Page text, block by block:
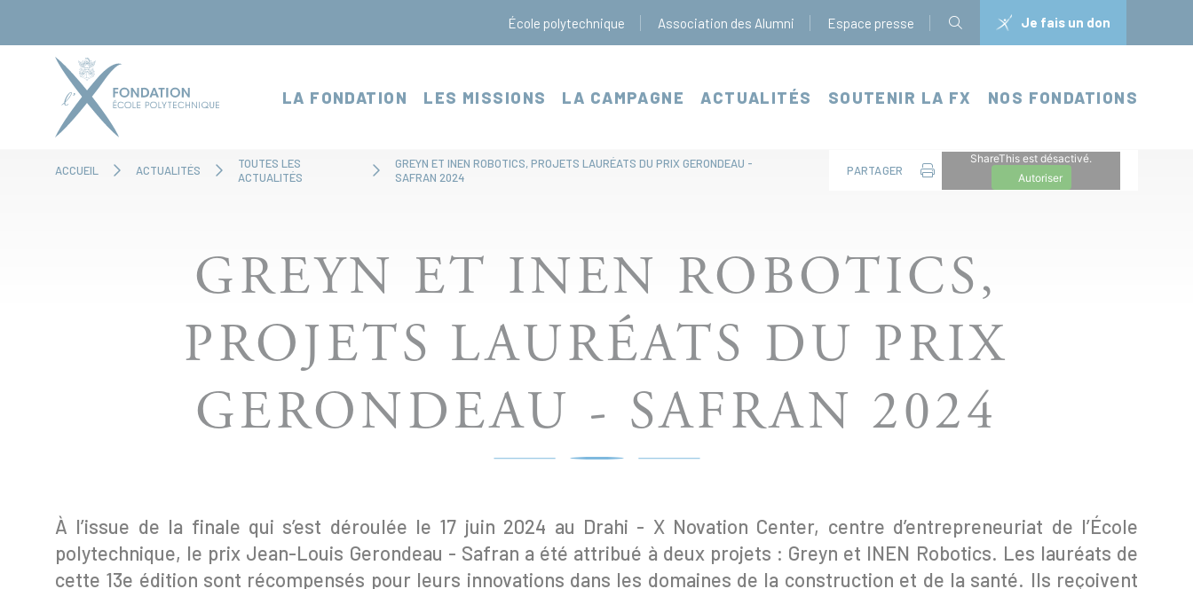
École polytechnique Association des Alumni Espace presse Je fais un don
LA FONDATION LES MISSIONS LA CAMPAGNE ACTUALITÉS SOUTENIR LA FX NOS FONDATIONS
ACCUEIL ACTUALITÉS
TOUTES LES
ACTUALITÉS
GREYN ET INEN ROBOTICS, PROJETS LAURÉATS DU PRIX GERONDEAU -
SAFRAN 2024
PARTAGER
ShareThis est désactivé.
Autoriser
GREYN ET INEN ROBOTICS,
PROJETS LAURÉATS DU PRIX
GERONDEAU - SAFRAN 2024
À l’issue de la finale qui s’est déroulée le 17 juin 2024 au Drahi - X Novation Center, centre d’entrepreneuriat de l’École
polytechnique, le prix Jean-Louis Gerondeau - Safran a été attribué à deux projets : Greyn et INEN Robotics. Les lauréats de
cette 13e édition sont récompensés pour leurs innovations dans les domaines de la construction et de la santé. Ils reçoivent